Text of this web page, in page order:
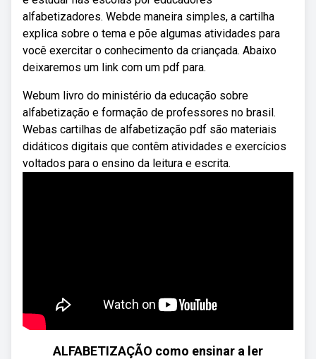
alfabetizadores. Webde maneira simples, a cartilha
explica sobre o tema e põe algumas atividades para
você exercitar o conhecimento da criançada. Abaixo
deixaremos um link com um pdf para.
Webum livro do ministério da educação sobre
alfabetização e formação de professores no brasil.
Webas cartilhas de alfabetização pdf são materiais
didáticos digitais que contêm atividades e exercícios
voltados para o ensino da leitura e escrita.
ALFABETIZAÇÃO como ensinar a ler